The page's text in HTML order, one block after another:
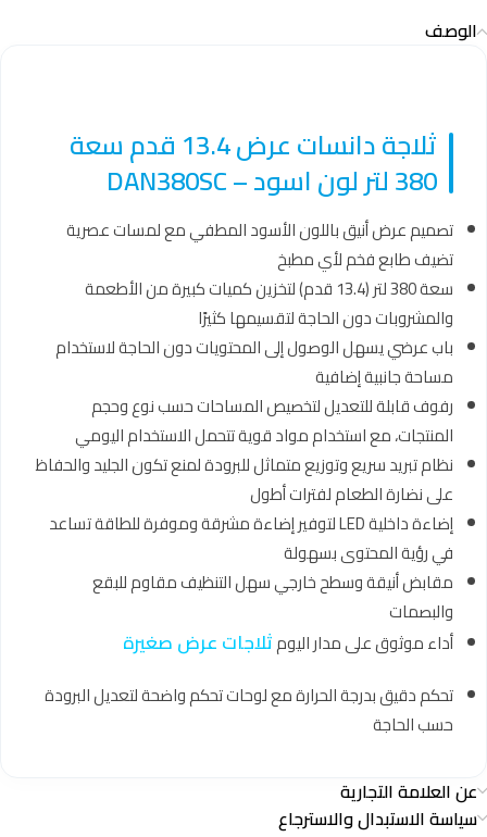
الوصف
ثلاجة دانسات عرض 13.4 قدم سعة
380 لتر لون اسود – DAN380SC
تصميم عرض أنيق باللون الأسود المطفي مع لمسات عصرية
تضيف طابع فخم لأي مطبخ
سعة 380 لتر (13.4 قدم) لتخزين كميات كبيرة من الأطعمة
والمشروبات دون الحاجة لتقسيمها كثيرًا
باب عرضي يسهل الوصول إلى المحتويات دون الحاجة لاستخدام
مساحة جانبية إضافية
رفوف قابلة للتعديل لتخصيص المساحات حسب نوع وحجم
المنتجات، مع استخدام مواد قوية تتحمل الاستخدام اليومي
نظام تبريد سريع وتوزيع متماثل للبرودة لمنع تكون الجليد والحفاظ
على نضارة الطعام لفترات أطول
إضاءة داخلية LED لتوفير إضاءة مشرقة وموفرة للطاقة تساعد
في رؤية المحتوى بسهولة
مقابض أنيقة وسطح خارجي سهل التنظيف مقاوم للبقع
والبصمات
أداء موثوق على مدار اليومثلاجات عرض صغيرة
تحكم دقيق بدرجة الحرارة مع لوحات تحكم واضحة لتعديل البرودة
حسب الحاجة
عن العلامة التجارية
سياسة الاستبدال والاسترجاع